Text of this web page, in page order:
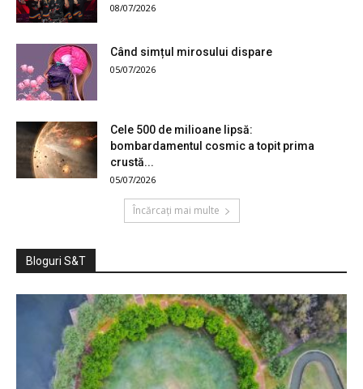
08/07/2026
Când simțul mirosului dispare
05/07/2026
Cele 500 de milioane lipsă:
bombardamentul cosmic a topit prima
crustă...
05/07/2026
Încărcați mai multe
Bloguri S&T